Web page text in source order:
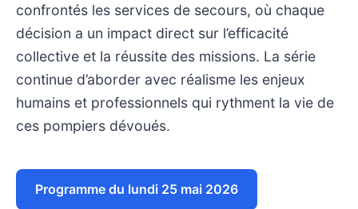
confrontés les services de secours, où chaque
décision a un impact direct sur l’efficacité
collective et la réussite des missions. La série
continue d’aborder avec réalisme les enjeux
humains et professionnels qui rythment la vie de
ces pompiers dévoués.
Programme du lundi 25 mai 2026